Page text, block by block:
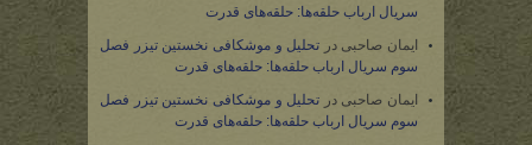
سریال ارباب حلقه‌ها: حلقه‌های قدرت
ایمان صاحبی در تحلیل و موشکافی نخستین تیزر فصل
سوم سریال ارباب حلقه‌ها: حلقه‌های قدرت
ایمان صاحبی در تحلیل و موشکافی نخستین تیزر فصل
سوم سریال ارباب حلقه‌ها: حلقه‌های قدرت